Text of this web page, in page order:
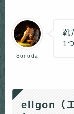
Sonoda
靴
1
ellgon（